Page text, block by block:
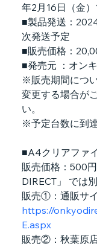
年2月16日（金
■製品発送：
次発送予定
■販売価格：
■発売元 ：オン
※販売期間につ
変更する場合が
い。
※予定台数に到
■A4クリアファ
販売価格：500
DIRECT」 では
販売①：通販サ
https://
E.aspx
販売②：秋葉原